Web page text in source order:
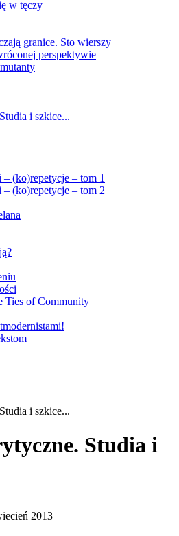
w tęczy
granice. Sto wierszy
perspektywie
i szkice...
– (ko)repetycje – tom 1
– (ko)repetycje – tom 2
Ties of Community
i szkice...
Studia i
2013